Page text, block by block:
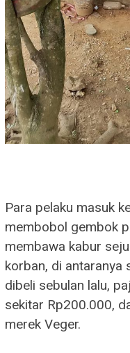
Para pelaku masuk
membobol gembok
membawa kabur
korban, di antaranya
dibeli sebulan lalu,
sekitar Rp200.000,
merek Veger.